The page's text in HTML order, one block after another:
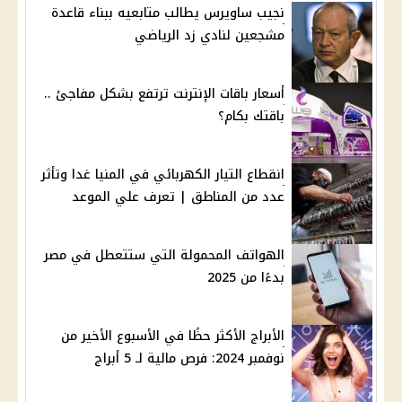
نجيب ساويرس يطالب متابعيه ببناء قاعدة
مشجعين لنادي زد الرياضي
أسعار باقات الإنترنت ترتفع بشكل مفاجئ ..
باقتك بكام؟
انقطاع التيار الكهربائي في المنيا غدا وتأثر
عدد من المناطق | تعرف علي الموعد
الهواتف المحمولة التي ستتعطل في مصر
بدءًا من 2025
الأبراج الأكثر حظًا في الأسبوع الأخير من
نوفمبر 2024: فرص مالية لـ 5 أبراج